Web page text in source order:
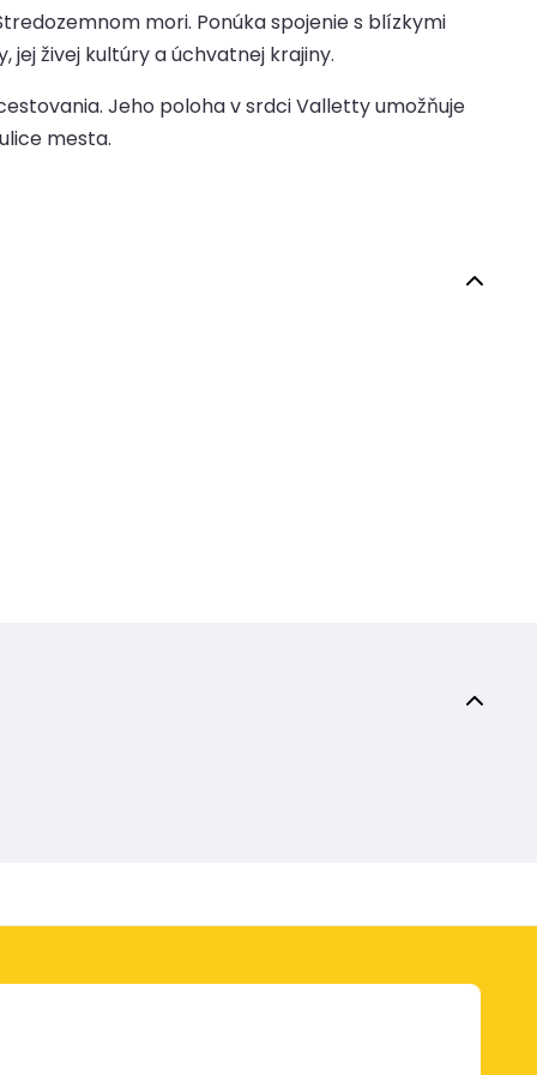
mori. Ponúka spojenie s blízkymi
živej kultúry a úchvatnej krajiny.
Jeho poloha v srdci Valletty umožňuje
mesta.